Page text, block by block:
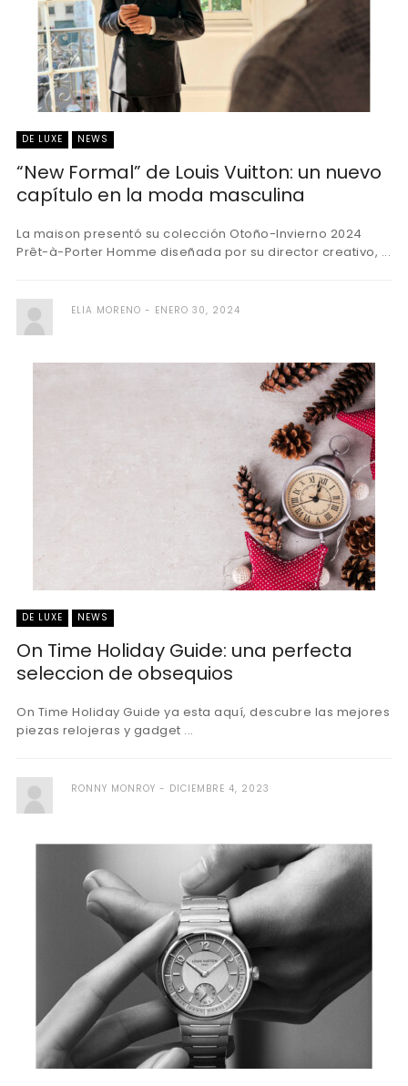
DE LUXE NEWS
“New Formal” de Louis Vuitton: un nuevo
capítulo en la moda masculina
La maison presentó su colección Otoño-Invierno 2024
Prêt-à-Porter Homme diseñada por su director creativo, ...
ELIA MORENO ENERO 30, 2024
DE LUXE NEWS
On Time Holiday Guide: una perfecta
seleccion de obsequios
On Time Holiday Guide ya esta aquí, descubre las mejores
piezas relojeras y gadget ...
RONNY MONROY DICIEMBRE 4, 2023